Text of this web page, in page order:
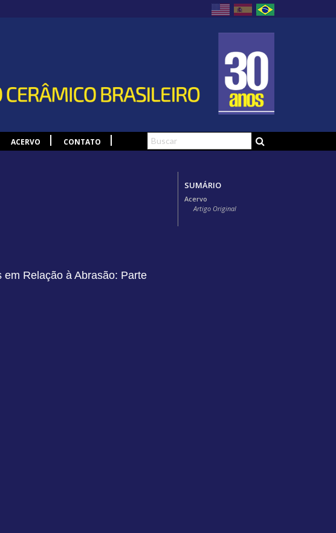
ACERVO CONTATO
Relação à Abrasão: Parte
SUMÁRIO
Acervo
Artigo Original